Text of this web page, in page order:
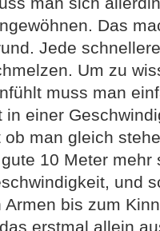
Jede
Um zu
muss man
in einer
ob man gleich
10 Meter mehr
und
Armen bis zum
erstmal allein
also und als wir